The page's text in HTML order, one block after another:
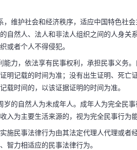
维护社会和经济秩序，适应中国特色社
自然人、法人和非法人组织之间的人身关
或者个人不得侵犯。
力，依法享有民事权利，承担民事义务
明记载的时间为准；没有出生证明、死亡
载时间的，以该证据证明的时间为准。
的自然人为未成年人。成年人为完全民
入为主要生活来源的，视为完全民事行为能
施民事法律行为由其法定代理人代理或者
智力相适应的民事法律行为。